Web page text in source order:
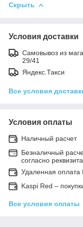
Скрыть
Условия доставки
Самовывоз из
29/41
Яндекс.Такси
Все условия
Условия оплаты
Наличный расчет
Безналичный
согласно
Удаленная оплата
Kaspi Red –
Все условия оплаты